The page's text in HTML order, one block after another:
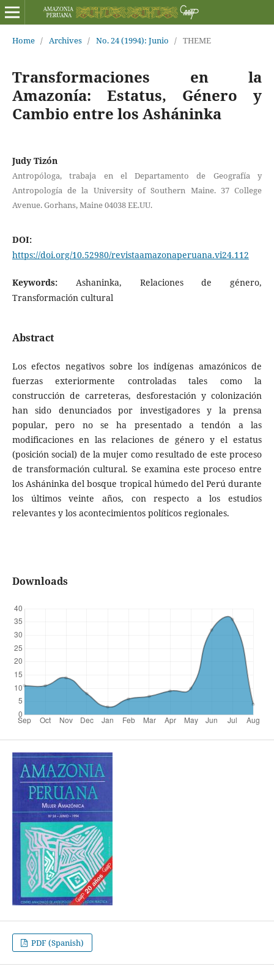
Home / Archives / No. 24 (1994): Junio / THEME
Transformaciones en la
Amazonía: Estatus, Género y
Cambio entre los Asháninka
Judy Tizón
Antropóloga, trabaja en el Departamento de Geografía y
Antropología de la University of Southern Maine. 37 College
Avenue. Gorhans, Maine 04038 EE.UU.
DOI:
https://doi.org/10.52980/revistaamazonaperuana.vi24.112
Keywords: Ashaninka, Relaciones de género,
Transformación cultural
Abstract
Los efectos negativos sobre los indígenas amazónicos de
fuerzas exteriormente controladas tales como la
construcción de carreteras, desforestación y colonización
han sido denunciados por investigadores y la prensa
popular, pero no se ha presentado a tendón a las
modificaciones en las relaciones de género y el estatus
(posición social) de la mujer como resultado de este proceso
de transformación cultural. Se examina este proceso entre
los Asháninka del bosque tropical húmedo del Perú durante
los últimos veinte años, con respecto a los estudios
relevantes y los acontecimientos políticos regionales.
Downloads
PDF (Spanish)